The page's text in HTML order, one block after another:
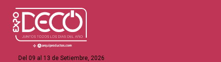
Del 09 al 13 de Setiembre, 2026